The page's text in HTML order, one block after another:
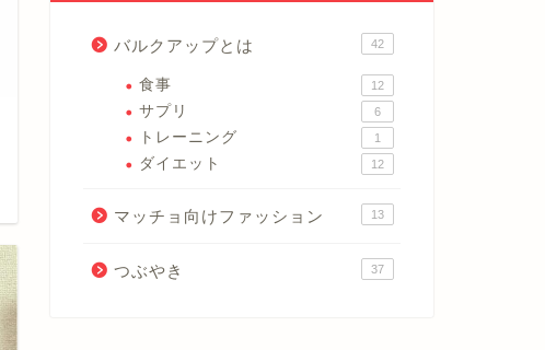
バルクアップとは 42
食事 12
サプリ 6
トレーニング 1
ダイエット 12
マッチョ向けファッション 13
つぶやき 37